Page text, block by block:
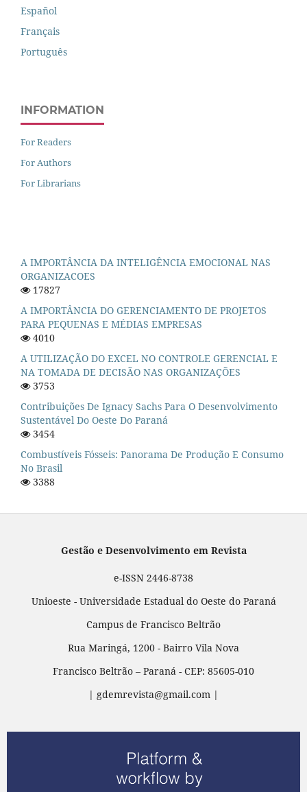
Español
Français
Português
INFORMATION
For Readers
For Authors
For Librarians
A IMPORTÂNCIA DA INTELIGÊNCIA EMOCIONAL NAS
ORGANIZACOES
17827
A IMPORTÂNCIA DO GERENCIAMENTO DE PROJETOS
PARA PEQUENAS E MÉDIAS EMPRESAS
4010
A UTILIZAÇÃO DO EXCEL NO CONTROLE GERENCIAL E
NA TOMADA DE DECISÃO NAS ORGANIZAÇÕES
3753
Contribuições De Ignacy Sachs Para O Desenvolvimento
Sustentável Do Oeste Do Paraná
3454
Combustíveis Fósseis: Panorama De Produção E Consumo
No Brasil
3388
Gestão e Desenvolvimento em Revista
e-ISSN 2446-8738
Unioeste - Universidade Estadual do Oeste do Paraná
Campus de Francisco Beltrão
Rua Maringá, 1200 - Bairro Vila Nova
Francisco Beltrão – Paraná - CEP: 85605-010
| gdemrevista@gmail.com |